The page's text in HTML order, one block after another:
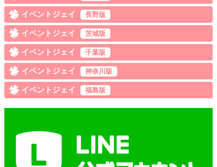
イベントジェイ 長野版
イベントジェイ 茨城版
イベントジェイ 千葉版
イベントジェイ 神奈川版
イベントジェイ 福島版